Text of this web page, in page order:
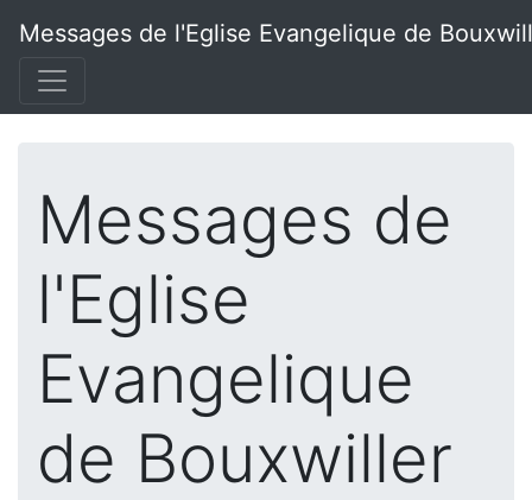
Messages de l'Eglise Evangelique de
Messages de
l'Eglise
Evangelique
de Bouxwiller